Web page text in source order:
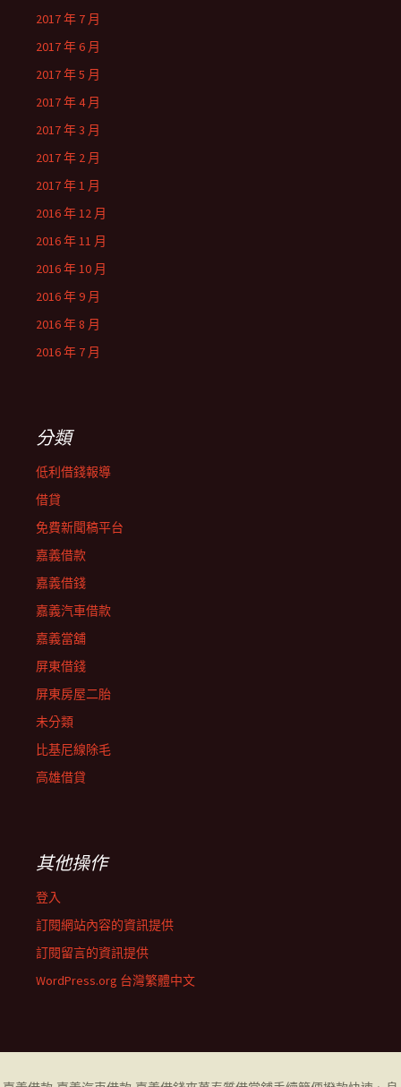
2017 年 7 月
2017 年 6 月
2017 年 5 月
2017 年 4 月
2017 年 3 月
2017 年 2 月
2017 年 1 月
2016 年 12 月
2016 年 11 月
2016 年 10 月
2016 年 9 月
2016 年 8 月
2016 年 7 月
分類
低利借錢報導
借貸
免費新聞稿平台
嘉義借款
嘉義借錢
嘉義汽車借款
嘉義當舖
屏東借錢
屏東房屋二胎
未分類
比基尼線除毛
高雄借貸
其他操作
登入
訂閱網站內容的資訊提供
訂閱留言的資訊提供
WordPress.org 台灣繁體中文